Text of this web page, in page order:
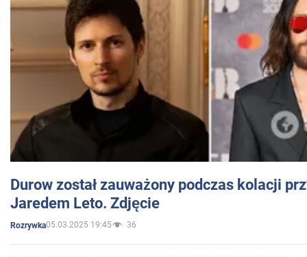
Durow został zauważony podczas kolacji
Jaredem Leto. Zdjęcie
Rozrywka05.03.2025 19:45 36